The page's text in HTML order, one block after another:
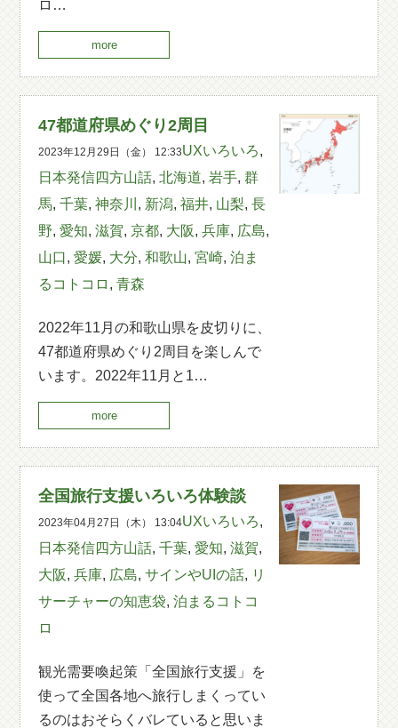
ロ…
more
47都道府県めぐり2周目
2023年12月29日（金） 12:33UXいろいろ,
日本発信四方山話,北海道,岩手,群
馬,千葉,神奈川 , 新潟,福井, 山梨,長
野,愛知,滋賀,京都, 大阪,兵庫, 広島,
山口,愛媛, 大分,和歌山,宮崎,泊ま
るコトコロ ,青森
2022年11月の和歌山県を皮切りに、
47都道府県めぐり2周目を楽しんで
います。2022年11月と1…
more
全国旅行支援いろいろ体験談
2023年04月27日（木） 13:04UXいろいろ,
日本発信四方山話,千葉,愛知,滋賀,
大阪,兵庫, 広島,サインやUIの話, リ
サーチャーの知恵袋,泊まるコトコ
ロ
観光需要喚起策「全国旅行支援」を
使って全国各地へ旅行しまくってい
るのはおそらくバレていると思いま